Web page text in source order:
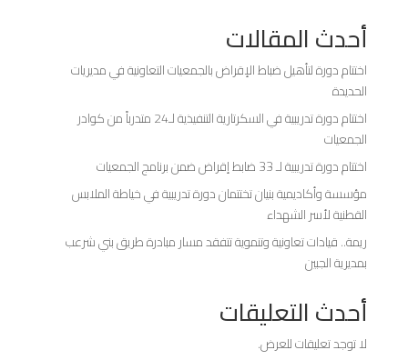
أحدث المقالات
اختتام دورة لتأهيل ضباط الإقراض بالجمعيات التعاونية في مديريات
الحديدة
اختتام دورة تدريبية في السكرتارية التنفيذية لـ24 متدرباً من كوادر
الجمعيات
اختتام دورة تدريبية لـ 33 ضابط إقراض ضمن برنامج الجمعيات
مؤسسة وأكاديمية بنيان تختتمان دورة تدريبية في خياطة الملابس
القطنية لأسر الشهداء
ريمة.. قيادات تعاونية وتنموية تتفقد مسار مبادرة طريق بني شرعب
بمديرية الجبين
أحدث التعليقات
لا توجد تعليقات للعرض.